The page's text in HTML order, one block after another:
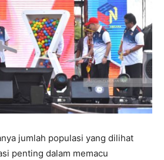
jumlah populasi yang dilihat
penting dalam memacu